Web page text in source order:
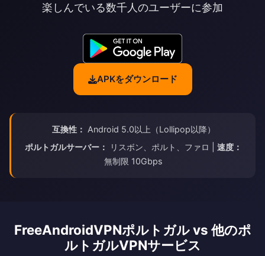
楽しんでいる数千人のユーザーに参加
APKをダウンロード
互換性： Android 5.0以上（Lollipop以降）
ポルトガルサーバー：
リスボン、ポルト、ファロ | 速度：
無制限 10Gbps
FreeAndroidVPNポルトガル vs 他のポ
ルトガルVPNサービス